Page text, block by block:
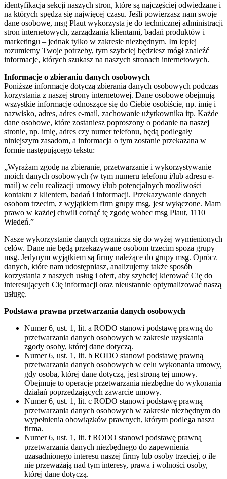
identyfikacja sekcji naszych stron, które są najczęściej odwiedzane i
na których spędza się najwięcej czasu. Jeśli powierzasz nam swoje
dane osobowe, msg Plaut wykorzysta je do technicznej administracji
stron internetowych, zarządzania klientami, badań produktów i
marketingu – jednak tylko w zakresie niezbędnym. Im lepiej
rozumiemy Twoje potrzeby, tym szybciej będziesz mógł znaleźć
informacje, których szukasz na naszych stronach internetowych.
Informacje o zbieraniu danych osobowych
Poniższe informacje dotyczą zbierania danych osobowych podczas
korzystania z naszej strony internetowej. Dane osobowe obejmują
wszystkie informacje odnoszące się do Ciebie osobiście, np. imię i
nazwisko, adres, adres e-mail, zachowanie użytkownika itp. Każde
dane osobowe, które zostaniesz poproszony o podanie na naszej
stronie, np. imię, adres czy numer telefonu, będą podlegały
niniejszym zasadom, a informacja o tym zostanie przekazana w
formie następującego tekstu:
„Wyrażam zgodę na zbieranie, przetwarzanie i wykorzystywanie
moich danych osobowych (w tym numeru telefonu i/lub adresu e-
mail) w celu realizacji umowy i/lub potencjalnych możliwości
kontaktu z klientem, badań i informacji. Przekazywanie danych
osobom trzecim, z wyjątkiem firm grupy msg, jest wyłączone. Mam
prawo w każdej chwili cofnąć tę zgodę wobec msg Plaut, 1110
Wiedeń.”
Nasze wykorzystanie danych ogranicza się do wyżej wymienionych
celów. Dane nie będą przekazywane osobom trzecim spoza grupy
msg. Jedynym wyjątkiem są firmy należące do grupy msg. Oprócz
danych, które nam udostępniasz, analizujemy także sposób
korzystania z naszych usług i ofert, aby szybciej kierować Cię do
interesujących Cię informacji oraz nieustannie optymalizować naszą
usługę.
Podstawa prawna przetwarzania danych osobowych
Numer 6, ust. 1, lit. a RODO stanowi podstawę prawną do
przetwarzania danych osobowych w zakresie uzyskania
zgody osoby, której dane dotyczą.
Numer 6, ust. 1, lit. b RODO stanowi podstawę prawną
przetwarzania danych osobowych w celu wykonania umowy,
gdy osoba, której dane dotyczą, jest stroną tej umowy.
Obejmuje to operacje przetwarzania niezbędne do wykonania
działań poprzedzających zawarcie umowy.
Numer 6, ust. 1, lit. c RODO stanowi podstawę prawną
przetwarzania danych osobowych w zakresie niezbędnym do
wypełnienia obowiązków prawnych, którym podlega nasza
firma.
Numer 6, ust. 1, lit. f RODO stanowi podstawę prawną
przetwarzania danych niezbędnego do zapewnienia
uzasadnionego interesu naszej firmy lub osoby trzeciej, o ile
nie przeważają nad tym interesy, prawa i wolności osoby,
której dane dotyczą.